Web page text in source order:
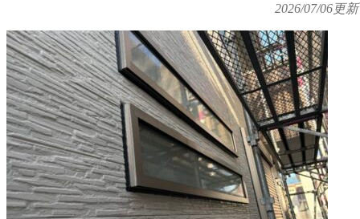
2026/07/06更新